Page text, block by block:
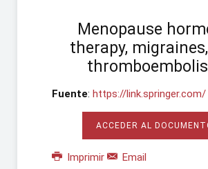
Menopause
therapy,
Fuente: https://link.springer.com/
ACCEDER AL
Imprimir Email